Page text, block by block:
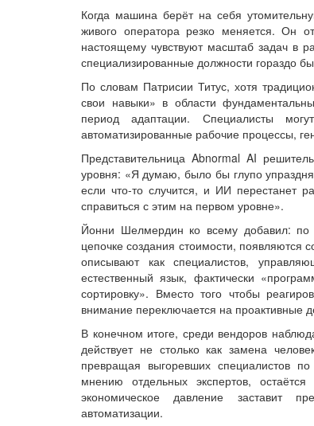
Когда машина берёт на себя
живого оператора резко меняется. Он
настоящему чувствуют масштаб задач в
специализированные должности гораздо
По словам Патрисии Титус, хотя
свои навыки» в области
период адаптации. Специалисты
автоматизированные рабочие процессы,
Представительница Abnormal AI
уровня: «Я думаю, было бы глупо
если что-то случится, и ИИ перестанет
справиться с этим на первом уровне».
Йонни Шелмердин ко всему добавил: по
цепочке создания стоимости,
описывают как специалистов,
естественный язык, фактически
сортировку». Вместо того чтобы
внимание переключается на проактивные
В конечном итоге, среди вендоров
действует не столько как замена
превращая выгоревших специалистов
мнению отдельных экспертов,
экономическое давление заставит
автоматизации.